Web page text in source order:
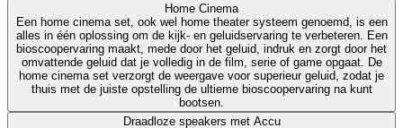
Home Cinema
Een home cinema set, ook wel home theater systeem genoemd, is een
alles in één oplossing om de kijk- en geluidservaring te verbeteren. Een
bioscoopervaring maakt, mede door het geluid, indruk en zorgt door het
omvattende geluid dat je volledig in de film, serie of game opgaat. De
home cinema set verzorgt de weergave voor superieur geluid, zodat je
thuis met de juiste opstelling de ultieme bioscoopervaring na kunt
bootsen.
Draadloze speakers met Accu